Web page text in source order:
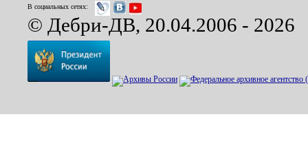
В социальных сетях:
© Дебри-ДВ, 20.04.2006 - 2026